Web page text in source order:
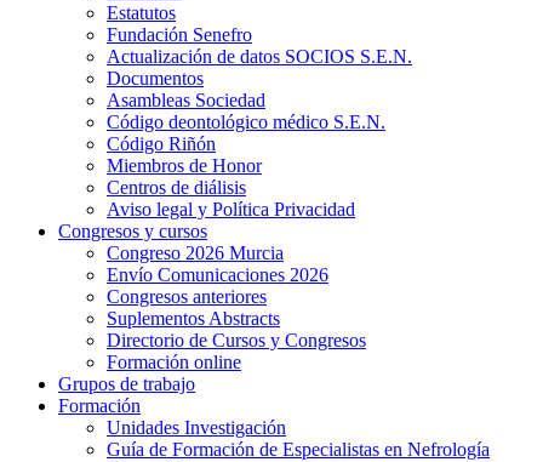
Estatutos
Fundación Senefro
Actualización de datos SOCIOS S.E.N.
Documentos
Asambleas Sociedad
Código deontológico médico S.E.N.
Código Riñón
Miembros de Honor
Centros de diálisis
Aviso legal y Política Privacidad
Congresos y cursos
Congreso 2026 Murcia
Envío Comunicaciones 2026
Congresos anteriores
Suplementos Abstracts
Directorio de Cursos y Congresos
Formación online
Grupos de trabajo
Formación
Unidades Investigación
Guía de Formación de Especialistas en Nefrología